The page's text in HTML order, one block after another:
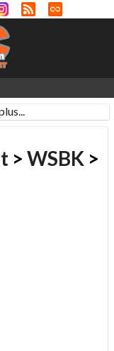
> WSBK >